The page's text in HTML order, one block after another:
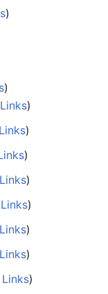
)
)
)
)
)
)
)
)
)
)